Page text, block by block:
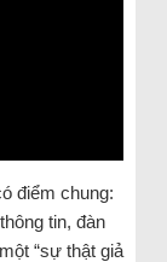
điểm chung:
tin, đàn
“sự thật giả